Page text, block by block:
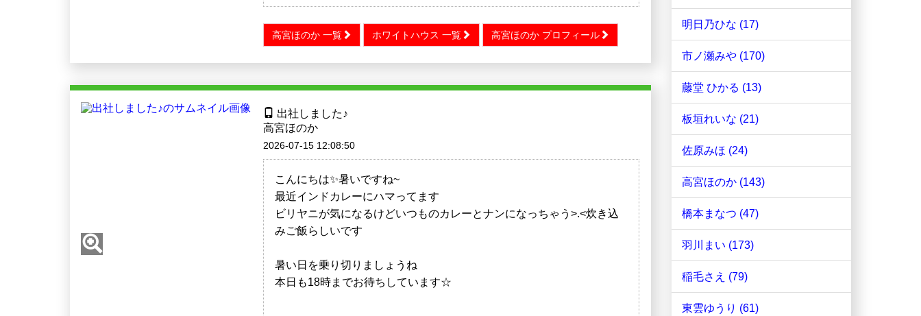
高宮ほのか 一覧 ホワイトハウス 一覧 高宮ほのか プロフィール
出社しました♪
高宮ほのか
2026-07-15 12:08:50
こんにちは✨暑いですね~
最近インドカレーにハマってます
ビリヤニが気になるけどいつものカレーとナンになっちゃう>.<炊き込
みご飯らしいです
暑い日を乗り切りましょうね
本日も18時までお待ちしています☆
明日乃ひな (17)
市ノ瀬みや (170)
藤堂 ひかる (13)
板垣れいな (21)
佐原みほ (24)
高宮ほのか (143)
橋本まなつ (47)
羽川まい (173)
稲毛さえ (79)
東雲ゆうり (61)